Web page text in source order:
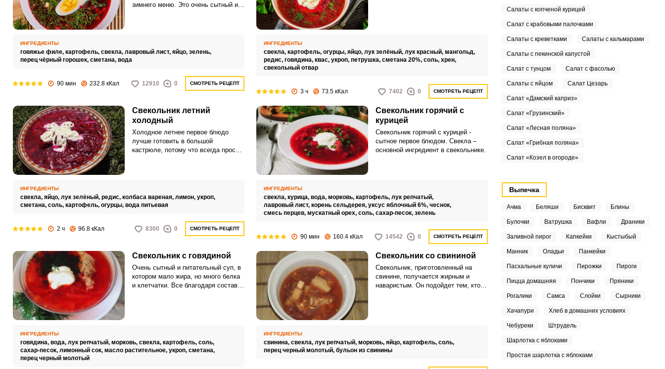
зимнего меню. Это очень сытный и
ИНГРЕДИЕНТЫ
говяжье филе, картофель, свекла, лавровый лист, яйцо, зелень,
перец чёрный горошек, сметана, вода
90 мин 232.8 кКал 12910 0 СМОТРЕТЬ РЕЦЕПТ
ИНГРЕДИЕНТЫ
свекла, картофель, огурцы, яйцо, лук зелёный, лук красный, мангольд,
редис, говядина, квас, укроп, петрушка, сметана 20%, соль, хрен,
свекольный отвар
3 ч 73.5 кКал 7402 0 СМОТРЕТЬ РЕЦЕПТ
Свекольник летний
холодный
Холодное летнее первое блюдо
лучше готовить в большой
кастрюле, потому что всегда просят
ИНГРЕДИЕНТЫ
свекла, яйцо, лук зелёный, редис, колбаса вареная, лимон, укроп,
сметана, соль, картофель, огурцы, вода питьевая
2 ч 96.8 кКал 8300 0 СМОТРЕТЬ РЕЦЕПТ
Свекольник горячий с
курицей
Свекольник горячий с курицей -
сытное первое блюдом. Свекла –
основной ингредиент в свекольнике.
ИНГРЕДИЕНТЫ
свекла, курица, вода, морковь, картофель, лук репчатый,
лавровый лист, корень сельдерея, уксус яблочный 6%, чеснок,
смесь перцев, мускатный орех, соль, сахар-песок, зелень
90 мин 160.4 кКал 14542 0 СМОТРЕТЬ РЕЦЕПТ
Свекольник с говядиной
Очень сытный и питательный суп, в
котором мало жира, но много белка
и клетчатки. Все благодаря составу:
ИНГРЕДИЕНТЫ
говядина, вода, лук репчатый, морковь, свекла, картофель, соль,
сахар-песок, лимонный сок, масло растительное, укроп, сметана,
перец черный молотый
Свекольник со свининой
Свекольник, приготовленный на
свинине, получается жирным и
наваристым. Он подойдет тем, кто
ИНГРЕДИЕНТЫ
свинина, свекла, лук репчатый, морковь, яйцо, картофель, соль,
перец черный молотый, бульон из свинины
Салаты с копченой курицей
Салат с крабовыми палочками
Салаты с креветками Салаты с кальмарами
Салаты с пекинской капустой
Салат с тунцом Салат с фасолью
Салаты с яйцом Салат Цезарь
Салат «Дамский каприз»
Салат «Грузинский»
Салат «Лесная поляна»
Салат «Грибная поляна»
Салат «Козел в огороде»
Выпечка
Ачма Беляши Бисквит Блины
Булочки Ватрушка Вафли Драники
Заливной пирог Капкейки Кыстыбый
Манник Оладьи Панкейки
Пасхальные куличи Пирожки Пироги
Пицца домашняя Пончики Пряники
Рогалики Самса Слойки Сырники
Хачапури Хлеб в домашних условиях
Чебуреки Штрудель
Шарлотка с яблоками
Простая шарлотка с яблоками